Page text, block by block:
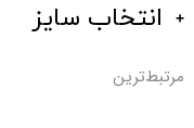
انتخاب سایز
مرتبط‌ترین